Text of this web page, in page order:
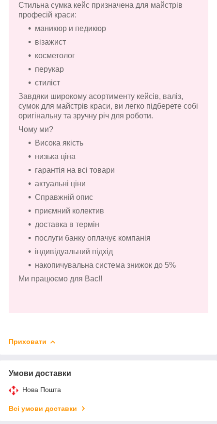
Стильна сумка кейс призначена для майстрів
професій краси:
маникюр и педикюр
візажист
косметолог
перукар
стиліст
Завдяки широкому асортименту кейсів, валіз,
сумок для майстрів краси, ви легко підберете собі
оригінальну та зручну річ для роботи.
Чому ми?
Висока якість
низька ціна
гарантія на всі товари
актуальні ціни
Справжній опис
приємний колектив
доставка в термін
послуги банку оплачує компанія
індивідуальний підхід
накопичувальна система знижок до 5%
Ми працюємо для Вас!!
Приховати
Умови доставки
Нова Пошта
Всі умови доставки